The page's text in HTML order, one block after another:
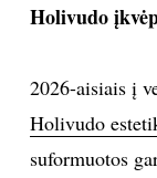
Holivudo
2026-aisiais į
Holivudo
suformuotos